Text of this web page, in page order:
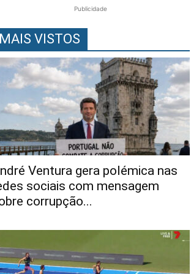
Publicidade
VISTOS
Ventura gera polémica nas
sociais com mensagem
corrupção...